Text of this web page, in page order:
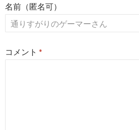
名前（匿名可）
コメント *